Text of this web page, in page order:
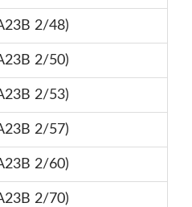
2/48)
2/50)
2/53)
2/57)
2/60)
2/70)